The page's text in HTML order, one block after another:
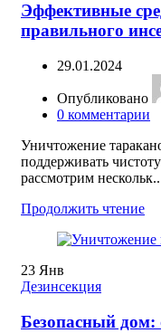
Эффективные
правильного
29.01.2024
Опубликовано
0 комментарии
Уничтожение
поддерживать
рассмотрим
Продолжить чтение
23 Янв
Дезинсекция
Безопасный дом: